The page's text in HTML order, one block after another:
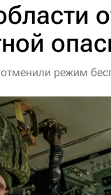
режим